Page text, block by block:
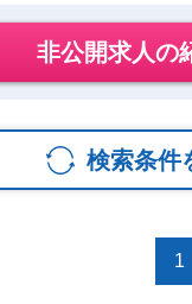
非公開求人の
検索条件
1